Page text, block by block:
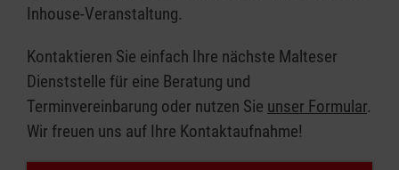
Inhouse-Veranstaltung.
Kontaktieren Sie einfach Ihre nächste Malteser
Dienststelle für eine Beratung und
Terminvereinbarung oder nutzen Sie unser Formular.
Wir freuen uns auf Ihre Kontaktaufnahme!